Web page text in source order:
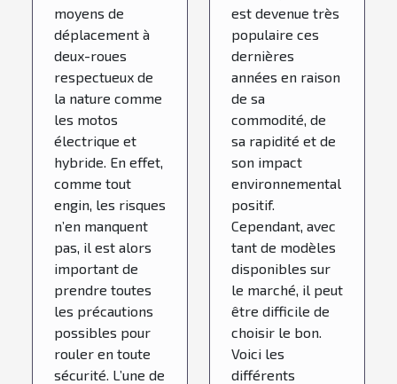
moyens de
déplacement à
deux-roues
respectueux de
la nature comme
les motos
électrique et
hybride. En effet,
comme tout
engin, les risques
n’en manquent
pas, il est alors
important de
prendre toutes
les précautions
possibles pour
rouler en toute
sécurité. L’une de
est devenue très
populaire ces
dernières
années en raison
de sa
commodité, de
sa rapidité et de
son impact
environnemental
positif.
Cependant, avec
tant de modèles
disponibles sur
le marché, il peut
être difficile de
choisir le bon.
Voici les
différents